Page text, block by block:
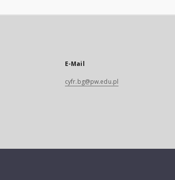
E-Mail
cyfr.bg@pw.edu.pl